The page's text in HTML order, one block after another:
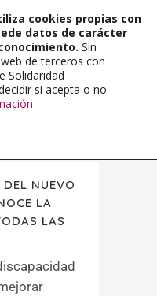
NUEVO
LA
LAS
cookies propias con
datos de carácter
Sin
de terceros con
Solidaridad
si acepta o no